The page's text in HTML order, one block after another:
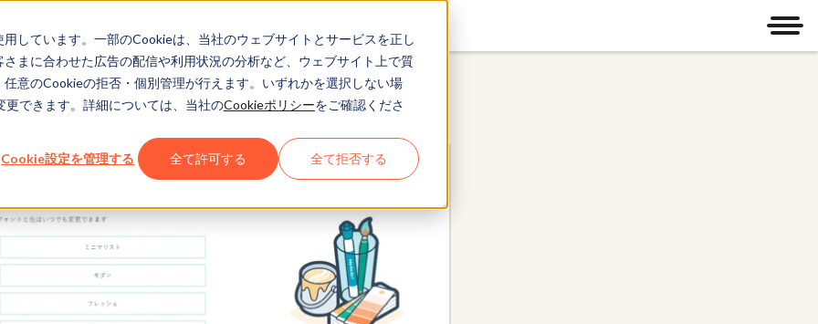
しています。一部のCookieは、当社のウェブサイトとサービスを正し
まに合わせた広告の配信や利用状況の分析など、ウェブサイト上で質
意のCookieの拒否・個別管理が行えます。いずれかを選択しない場
できます。詳細については、当社のCookieポリシーをご確認くださ
Cookie設定を管理する 全て許可する 全て拒否する
メ